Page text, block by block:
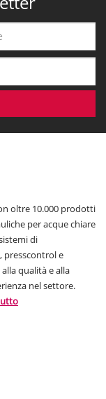
oltre 10.000 prodotti
per acque chiare
di
presscontrol e
qualità e alla
nel settore.